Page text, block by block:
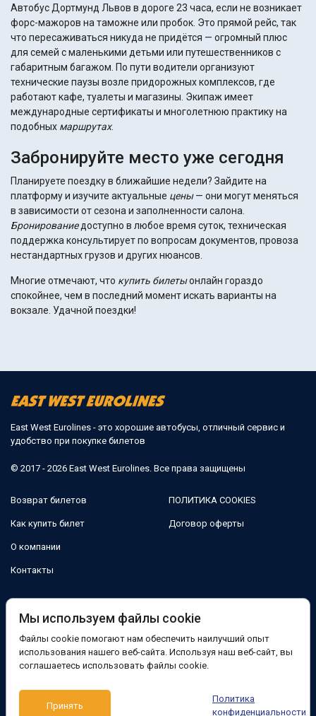
Автобус Дортмунд Львов в дороге 23 часа, если не возникает
форс-мажоров на таможне или пробок. Это прямой рейс, так
что пересаживаться никуда не придётся — огромный плюс
для семей с маленькими детьми или путешественников с
габаритным багажом. По пути водители организуют
технические паузы возле придорожных комплексов, где
работают кафе, туалеты и магазины. Экипаж имеет
международные сертификаты и многолетнюю практику на
подобных маршрутах.
Забронируйте место уже сегодня
Планируете поездку в ближайшие недели? Зайдите на
платформу и изучите актуальные цены— они могут меняться
в зависимости от сезона и заполненности салона.
Бронированиедоступно в любое время суток, техническая
поддержка консультирует по вопросам документов, провоза
нестандартных грузов и других нюансов.
Многие отмечают, что купить билетыонлайн гораздо
спокойнее, чем в последний момент искать варианты на
вокзале. Удачной поездки!
East West Eurolines - это хорошие автобусы, отличный сервис и
удобство при покупке билетов
© 2017 - 2026 East West Eurolines. Все права защищены
Возврат билетов
Как купить билет
О компании
Контакты
ПОЛИТИКА COOKIES
Договор оферты
Facebook
Поддержка:
Telegram-бот Viber
Мы используем файлы cookie
Файлы cookie помогают нам обеспечить наилучший опыт
использования нашего веб-сайта. Используя наш веб-сайт, вы
соглашаетесь использовать файлы cookie.
Принять
Политика
конфиденциальности